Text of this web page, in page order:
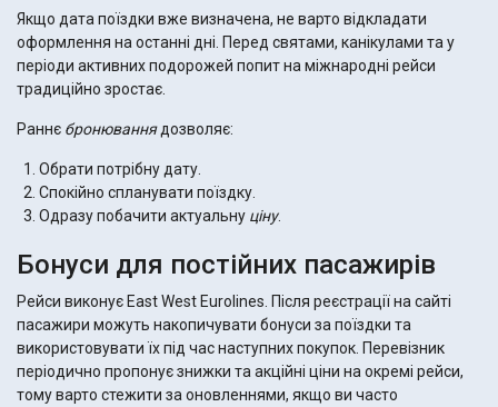
Якщо дата поїздки вже визначена, не варто відкладати
оформлення на останні дні. Перед святами, канікулами та у
періоди активних подорожей попит на міжнародні рейси
традиційно зростає.
Раннє бронюваннядозволяє:
Обрати потрібну дату.
Спокійно спланувати поїздку.
Одразу побачити актуальну ціну.
Бонуси для постійних пасажирів
Рейси виконує East West Eurolines. Після реєстрації на сайті
пасажири можуть накопичувати бонуси за поїздки та
використовувати їх під час наступних покупок. Перевізник
періодично пропонує знижки та акційні ціни на окремі рейси,
тому варто стежити за оновленнями, якщо ви часто